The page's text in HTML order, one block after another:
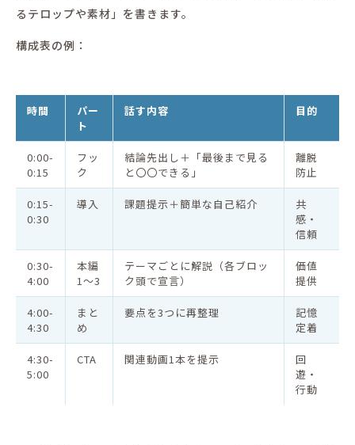
るテロップや素材」を書きます。
構成表の例：
時間
パー
ト
話す内容 目的
0:00-
0:15
フッ
ク
結論先出し＋「最後まで見る
と〇〇できる」
離脱
防止
0:15-
0:30
導入 課題提示＋簡単な自己紹介
共
感・
信頼
0:30-
4:00
本編
1〜3
テーマごとに解説（各ブロッ
ク頭で宣言）
価値
提供
4:00-
4:30
まと
め
要点を3つに再整理
記憶
定着
4:30-
5:00
CTA 関連動画1本を提示
回
遊・
行動